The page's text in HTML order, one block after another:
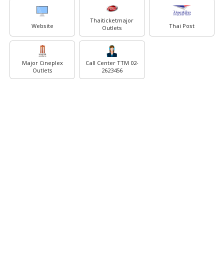
Website
Thaiticketmajor
Outlets
Thai Post
Major Cineplex
Outlets
Call Center TTM 02-
2623456